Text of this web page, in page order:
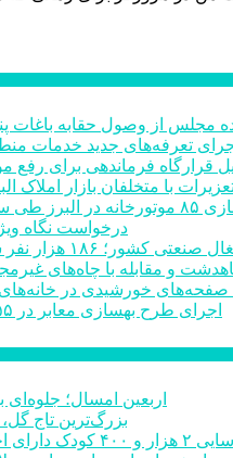
مجلس از وصول حقابه باغات
تعرفه‌های جدید خدمات
فرماندهی برای رفع
با متخلفان بازار املاک البرز؛ ۱۱ واحد
طی سه‌ماهه نخست امسال
درخواست نگاه
۱۸۶ هزار نفر شاغل در بخش صنعت
و مقابله با چاه‌های
خورشیدی در خانه‌های
اجرای طرح بهسازی معابر در ۵۵ روستای استان البرز
اربعین امسال؛ جلوه‌ای
بزرگ‌ترین تاج
اختلالات بینایی در البرز